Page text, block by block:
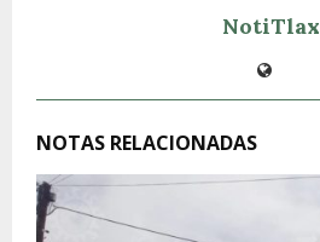
NotiTlax
NOTAS RELACIONADAS